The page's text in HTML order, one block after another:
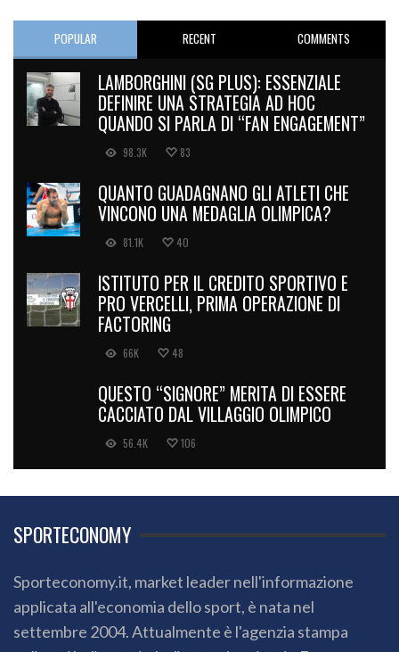
POPULAR RECENT COMMENTS
LAMBORGHINI (SG PLUS): ESSENZIALE
DEFINIRE UNA STRATEGIA AD HOC
QUANDO SI PARLA DI “FAN ENGAGEMENT”
98.3K 83
QUANTO GUADAGNANO GLI ATLETI CHE
VINCONO UNA MEDAGLIA OLIMPICA?
81.1K 40
ISTITUTO PER IL CREDITO SPORTIVO E
PRO VERCELLI, PRIMA OPERAZIONE DI
FACTORING
66K 48
QUESTO “SIGNORE” MERITA DI ESSERE
CACCIATO DAL VILLAGGIO OLIMPICO
56.4K 106
SPORTECONOMY
Sporteconomy.it, market leader nell'informazione
applicata all'economia dello sport, è nata nel
settembre 2004. Attualmente è l'agenzia stampa